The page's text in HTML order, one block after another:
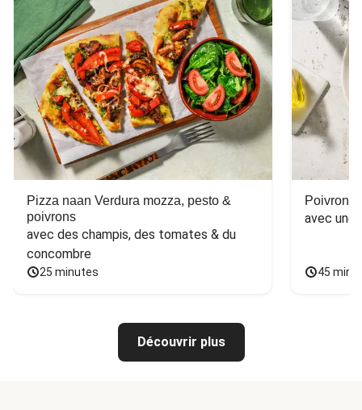
Pizza naan Verdura mozza, pesto &
poivrons
avec des champis, des tomates & du
concombre
25 minutes
Poivron
avec une
45
Découvrir plus